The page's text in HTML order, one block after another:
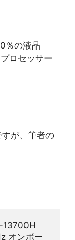
％の液晶
ロセッサー
が、筆者の
13700H
オンボー